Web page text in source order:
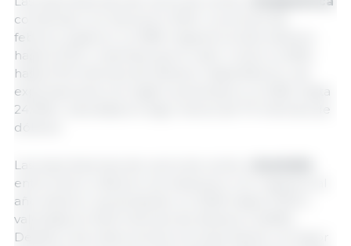
comienzan con fuerza en 2024. Los envíos de
febrero subieron un 58% respecto al año anterior,
hasta 13.132 t, mientras que el valor creció un 65%,
hasta 37,9 millones de dólares. Hasta febrero, las
exportaciones a la región aumentaron un 56%, hasta
24.596 t, valoradas en algo menos de 70 millones de
dólares.
Las exportaciones de carne de cerdo a
entre enero y febrero se triplicaron con respecto al
año anterior, aumentando un 232% hasta 17.553 t,
valoradas en 62,9 millones de dólares (+229%).
Debido a las restricciones a la importación, la mayor